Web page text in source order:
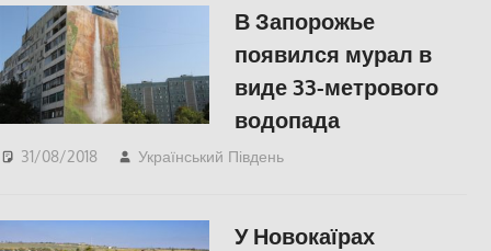
В Запорожье
появился мурал в
виде 33-метрового
водопада
31/08/2018 Український Південь
У Новокаїрах